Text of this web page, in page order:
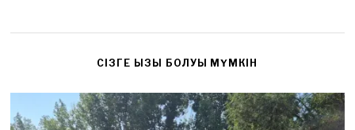
CІЗГЕ ҚЫЗЫҚ БОЛУЫ МҮМКІН